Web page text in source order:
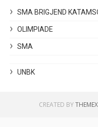
SMA BRIGJEND
OLIMPIADE
SMA
UNBK
CREATED BY